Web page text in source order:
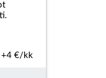
+4 €/kk